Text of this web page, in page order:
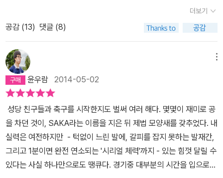
도.
릿 >> 에서도 그대로 적용된다. 덴마크 왕 클로디어스는 벨레로폰의
편지 전략을 써서 햄릿을 죽일 계략을 꾸민다. 하지만 햄릿은 이 계략
을 간파하고 편지지'로 바꿔치기 해서 위기를 모면한다. 결국 수신인
은 클로디어스의 편지가 아닌 햄릿이 조작한 가짜 클로디어스 편
지'를 받게 된다. 위험한 편지 ㅡ 서사'는 매우 다양한 형식으로 소비
된다. ② << 도둑 맞은 편지 / 포우 단편 >> 은 정인情人이 간직해야
할 편지가 엉뚱하게 정적政敵에게 배달된다. 이 편지를 소유한 사람
이 권력을 쥔다. 편지는 일종의 권력 반지'다. 그런가 하면 ③ << 낯선
여인의 편지 / 슈테판 츠바이크 단편 >> 에서 편지 수신인'은 러브레
터의 발신자'가 누구인지 모른다. 반면 영화 ④ << 파이란 / 송해성
감독 >> 과 ⑤ << 러브레터 / 이와이 슈운지 감독 >> 는 죽은 애
인'에게서 뒤늦은 러브레터가 도착하고, ⑥ << 속죄 / 이언 맥큐언 >
는 베로니카를 조심하라고 했는지. 또한 베로니카는 왜 토니를 계속
만나려 하지 않는지 모두 숨겨 놓고 독자에게 알아서 찾아보라고 하
책은 마지막 페이지에 모든 사실이 다 풀어져 있고 그것을 읽으면서
제목이 떠오르고 이내, 그간 내가 알고 있었던 기억이란 얼마나 무모
한 진실인가 느끼게 된다. 내가 누군가에게 행했던 그 진실은 어쩌면
나를 위한 변명으로 미화 되어 있지는 않을까. 나는 또 그것이 확실한
사실이라고 생각하며 누군가를 미워하는 날들을 살았던 것은 아닐까.
​나 또한 토니처럼 에이드리언에게 그런 상처받는 편지로 그것을 말로
풀어서 생채기를 내고 있는 것은 아닐까. 자신이 그날 밤 그런 편지를
썼으리라고 전혀 알지 못한 그 편지를 보게 된 토니는 그날 밤 침대에
누워 어떤 꿈을 꾸었을까. 내가 그런 편지를 쓰지 않았다면 에이드리
는 날카롭고 에누리 없는 시선으로 명징하게 보여준다. 책을 다 덮고
도 쉽게 떨쳐버릴 수 없는 이유는 과거 내가 기억하고 있는 기억의 파
편들이 진실인지 의심하게 되기 때문이다.
다. 이렇게 늘 자신만만했던 스튜어트는 자신의 아내 질리언이 친구
올리버와 바람이 나는 바람에 버림을 받게 되는데 그래서 그는 평생
아내와 친구를 저주한다. 이 같은 관계는 '예감은 틀리지 않는다'에서
주인공 앤서니 웹스터와 그의 연인이었지만 그와 헤어지고 친구인 에
이드리언 핀과 사귀게 되는 베로니카가 이루는 관계와 완전히 똑같
다. 보다 정확히 말하자면 '예감은 틀리지 않는다'는 '내 말 좀 들어
봐'를 조금은 다른 관점에서 주제를 심화시키고 있다고 할 수 있다.
'내 말 좀 들어봐'는 아무런 지문 없이 세 사람이 서로 돌아가며 하는
독백만으로 구성되어 있다. 이는 소설 보다는 희곡에 가까운 구성인
데 반스가 이렇게 다소 독특한 구성을 취한 것은 오로지 그들의 말에
만 독자를 집중시키기 위해서다. 그래서 그것을 통해 보다 현재적 삶
에 가까운 사람들이라면 과연 과거의 진실에 이를 수 있는가를 독자
고, 우리의 삶이 실제 우리가 산 삶과는 다르며, 다만 이제까지 우리
스스로에게 들려준 이야기에 지나지 않는다는 사실을 깨닫도록 우리
주로 우리 자신에게 얘기한 것에 불과하다는 사실을.이런 문장을 만
나는 일은 유쾌하지 않다. 이유는 하나. 뭔가 들킨 것 같고 들킨 건 늘
창피할 일 밖에 없을 것 같고 더 나아가 그런다고 내가 앞으로 변할 가
능성은 눈곱만큼도 없어 보이기 때문이다. 이런 무능과 뻔뻔함에 스
스로 놀라 아주 잠시 참회의 순간을 만들기도 하지만 대체로 이 무능
과 뻔뻔함은 관성의 법칙을 유지하는 힘으로 작용한다. 그러니까 나
는 앞으로 쭉 지나온 내 인생을 가감하고, 윤색하고, 교묘히 가지를 칠
것이다. 심지어 나와 관계한 타인의 과거까지 손을 볼 것이다. 뻔하다.
특별한 인생이 아니었기에, 크게 다칠 사람이 없을 것이라는 견고한
리언 핀이라는 키크고 과묵하고 지적인 전학생이 등장하고 셋은 곧
넷이 된다. 졸업을 하고, 대학에 진학하고, 여자를 사귀고 어떤 문제로
인해 토니와 에이드리언은 평생 외면하게 된다. 그리고 알게 된 에이
드리언의 자살. 제목은 고교역사시간에 역사란 무엇인가. 라는 선생
님의 질문에 에이드리언이 한 대답이다. 토니는 역사는 승자들의 거
짓말. 이라고 대답했다. 그러나, 사십여년전을 돌이켜보며 생각을 바
꾸게 된다. 역사는 승자들의 거짓말이 아니다. 이제 나는 알고 있다.
역사는 살아남은 자, 대부분 승자도 패자도 아닌 이들의 회고에 더 가
깝다는 것을. (p 101) 내가 기억하고 있는 것이 '사실'인가. 하는 의문
은 누구나 가져본 적 있으리라 생각한다. 나만 해도 얼마나 많은 기억
들이 왜곡되고 미화되고 이기적이게도 합리화되었는가 느끼고 당황
했던 경험이 많다. 이 책은, 아주 오래전 일기장을 다시 펼쳤을 때 얼
더보기
공감 (13) 댓글 (8)
윤우람 2014-05-02
성당 친구들과 축구를 시작한지도 벌써 여러 해다. 몇몇이 재미로 공
을 차던 것이, SAKA라는 이름을 지은 뒤 제법 모양새를 갖추었다. 내
실력은 여전하지만 - 턱없이 느린 발에, 갈피를 잡지 못하는 발재간,
그리고 1분이면 완전 연소되는 '시리얼 체력'까지 - 있는 힘껏 달릴 수
있다는 사실 하나만으로도 땡큐다. 경기중 대부분의 시간을 입으로